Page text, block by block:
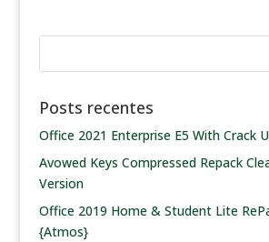
Posts recentes
Office 2021 Enterprise E5 With Crack
Avowed Keys Compressed Repack
Version
Office 2019 Home & Student Lite
{Atmos}